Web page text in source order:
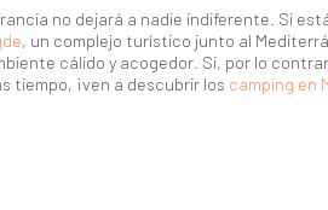
no dejará a nadie indiferente. Si
, un complejo turístico junto al
cálido y acogedor. Si, por lo
tiempo, ¡ven a descubrir los camping en